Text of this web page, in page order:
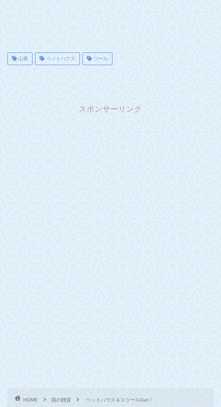
山善 ペットハウス ツール
スポンサーリンク
HOME 猫の雑貨 ペットハウス＆スツールGet！